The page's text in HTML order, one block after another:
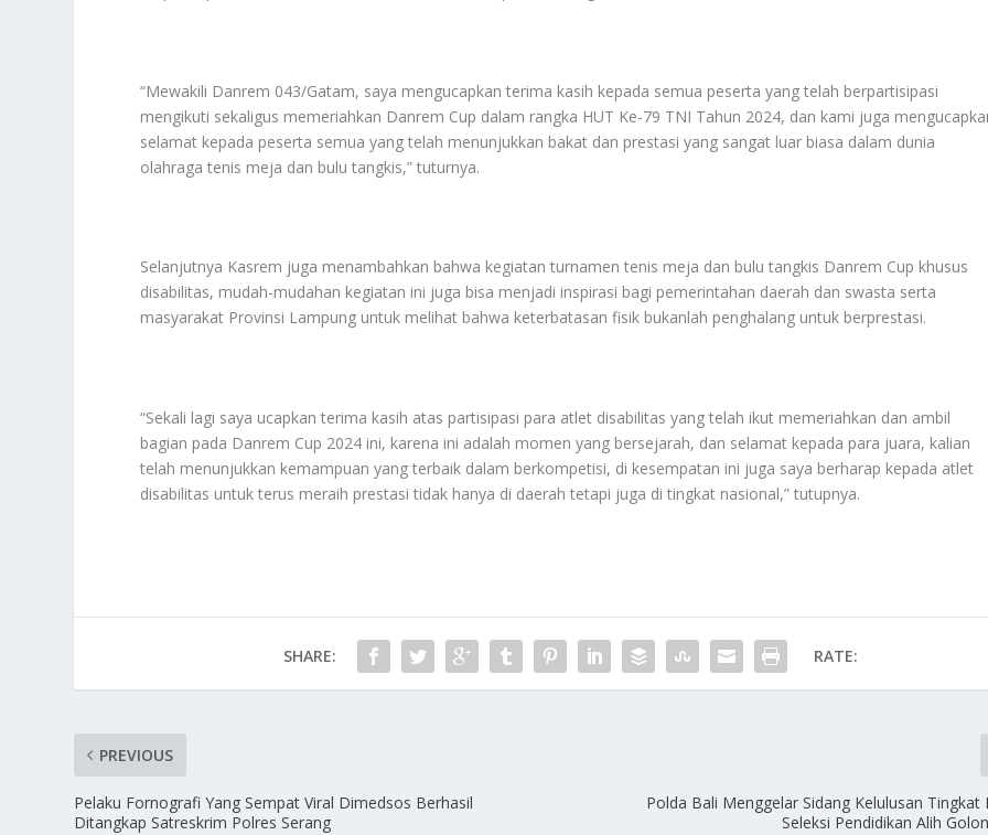
“Mewakili Danrem 043/Gatam, saya mengucapkan terima kasih kepada semua peserta yang telah berpartisipasi
mengikuti sekaligus memeriahkan Danrem Cup dalam rangka HUT Ke-79 TNI Tahun 2024, dan kami juga
selamat kepada peserta semua yang telah menunjukkan bakat dan prestasi yang sangat luar biasa dalam dunia
olahraga tenis meja dan bulu tangkis,” tuturnya.
Selanjutnya Kasrem juga menambahkan bahwa kegiatan turnamen tenis meja dan bulu tangkis Danrem Cup khusus
disabilitas, mudah-mudahan kegiatan ini juga bisa menjadi inspirasi bagi pemerintahan daerah dan swasta serta
masyarakat Provinsi Lampung untuk melihat bahwa keterbatasan fisik bukanlah penghalang untuk berprestasi.
“Sekali lagi saya ucapkan terima kasih atas partisipasi para atlet disabilitas yang telah ikut memeriahkan dan ambil
bagian pada Danrem Cup 2024 ini, karena ini adalah momen yang bersejarah, dan selamat kepada para juara, kalian
telah menunjukkan kemampuan yang terbaik dalam berkompetisi, di kesempatan ini juga saya berharap kepada atlet
disabilitas untuk terus meraih prestasi tidak hanya di daerah tetapi juga di tingkat nasional,” tutupnya.
SHARE: RATE:
PREVIOUS
Pelaku Fornografi Yang Sempat Viral Dimedsos Berhasil
Ditangkap Satreskrim Polres Serang
Polda Bali Menggelar Sidang Kelulusan Tingkat
Seleksi Pendidikan Alih